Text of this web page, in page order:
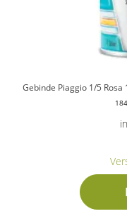
Gebinde Piaggio 1/5